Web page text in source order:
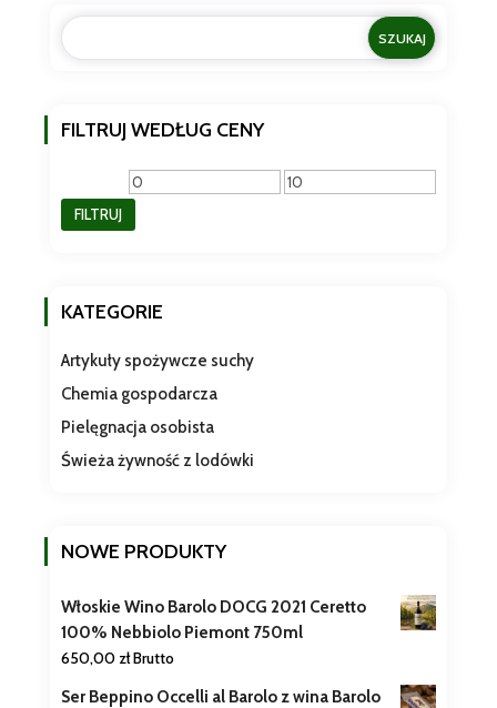
FILTRUJ WEDŁUG CENY
Cena
Cena
FILTRUJ
KATEGORIE
Artykuły spożywcze suchy
Chemia gospodarcza
Pielęgnacja osobista
Świeża żywność z lodówki
NOWE PRODUKTY
Włoskie Wino Barolo DOCG 2021 Ceretto
100% Nebbiolo Piemont 750ml
650,00 złBrutto
Ser Beppino Occelli al Barolo z wina Barolo